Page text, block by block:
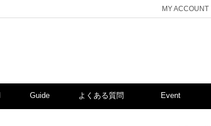
MY ACCOUNT
Guide よくある質問 Event